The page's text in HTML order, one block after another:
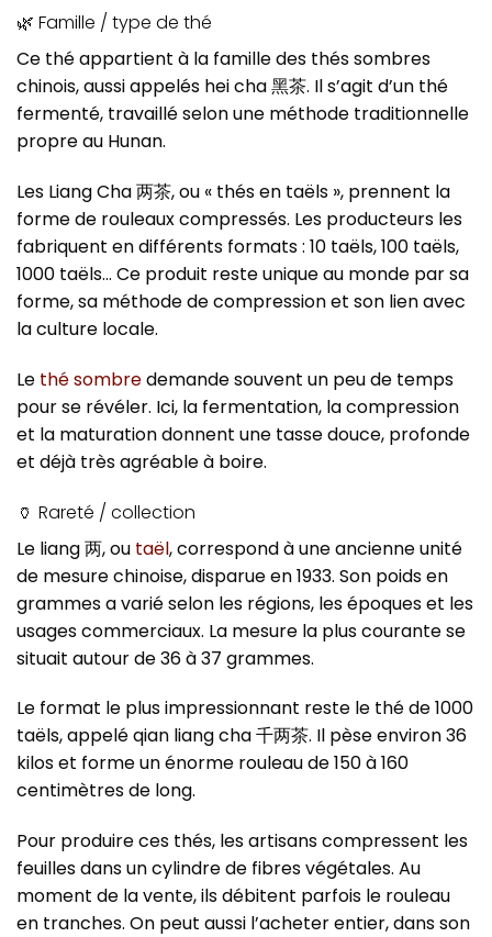
🌿 Famille / type de thé
Ce thé appartient à la famille des thés sombres
chinois, aussi appelés hei cha 黑茶. Il s’agit d’un thé
fermenté, travaillé selon une méthode traditionnelle
propre au Hunan.
Les Liang Cha 两茶, ou « thés en taëls », prennent la
forme de rouleaux compressés. Les producteurs les
fabriquent en différents formats : 10 taëls, 100 taëls,
1000 taëls… Ce produit reste unique au monde par sa
forme, sa méthode de compression et son lien avec
la culture locale.
Le thé sombredemande souvent un peu de temps
pour se révéler. Ici, la fermentation, la compression
et la maturation donnent une tasse douce, profonde
et déjà très agréable à boire.
🏺 Rareté / collection
Le liang 两, ou taël, correspond à une ancienne unité
de mesure chinoise, disparue en 1933. Son poids en
grammes a varié selon les régions, les époques et les
usages commerciaux. La mesure la plus courante se
situait autour de 36 à 37 grammes.
Le format le plus impressionnant reste le thé de 1000
taëls, appelé qian liang cha 千两茶. Il pèse environ 36
kilos et forme un énorme rouleau de 150 à 160
centimètres de long.
Pour produire ces thés, les artisans compressent les
feuilles dans un cylindre de fibres végétales. Au
moment de la vente, ils débitent parfois le rouleau
en tranches. On peut aussi l’acheter entier, dans son